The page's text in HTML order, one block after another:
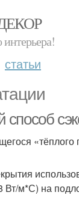
статьи
«тёплого
м*С) на